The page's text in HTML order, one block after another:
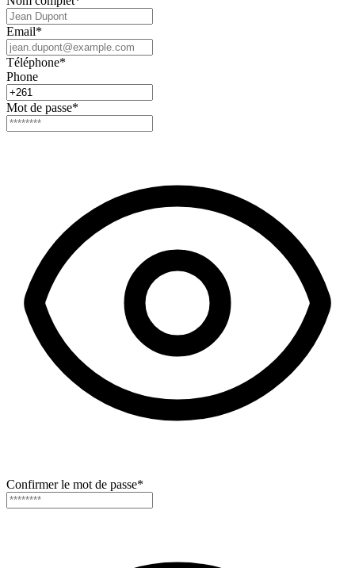
Email*
Téléphone*
Phone
Mot de passe*
Confirmer le mot de passe*